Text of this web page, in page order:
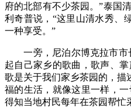
府的北部有不少茶园。”泰国
利奇普说，“这里山清水秀、
一种享受。”
一旁，尼泊尔博克拉市市
起自己家乡的歌曲，歌声、
歌是关于我们家乡茶园的，描
福的生活，就像这里一样，
得知当地村民每年在茶园帮忙